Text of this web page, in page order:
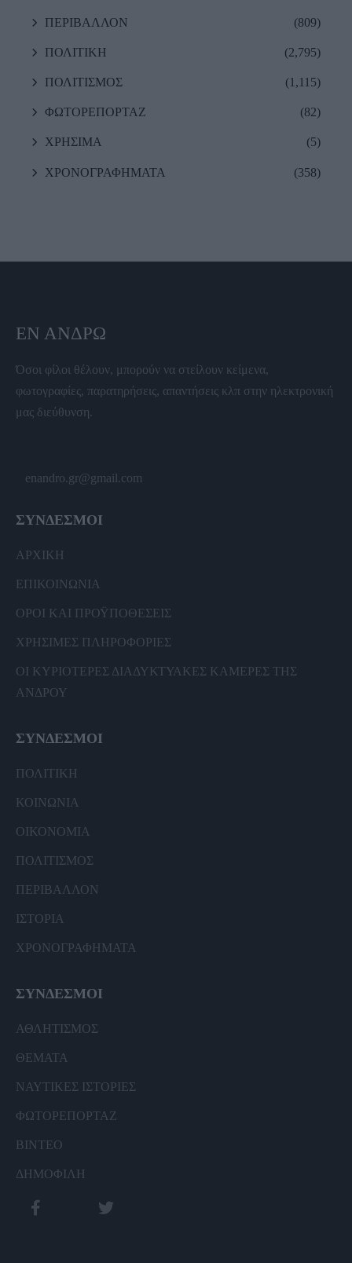
ΠΕΡΙΒΑΛΛΟΝ (809)
ΠΟΛΙΤΙΚΗ (2,795)
ΠΟΛΙΤΙΣΜΟΣ (1,115)
ΦΩΤΟΡΕΠΟΡΤΑΖ (82)
ΧΡΗΣΙΜΑ (5)
ΧΡΟΝΟΓΡΑΦΗΜΑΤΑ (358)
ΕΝ ΆΝΔΡΩ
Όσοι φίλοι θέλουν, μπορούν να στείλουν κείμενα,
φωτογραφίες, παρατηρήσεις, απαντήσεις κλπ στην ηλεκτρονική
μας διεύθυνση.
enandro.gr@gmail.com
ΣΥΝΔΕΣΜΟΙ
ΑΡΧΙΚΗ
ΕΠΙΚΟΙΝΩΝΙΑ
ΟΡΟΙ ΚΑΙ ΠΡΟΫΠΟΘΕΣΕΙΣ
ΧΡΗΣΙΜΕΣ ΠΛΗΡΟΦΟΡΙΕΣ
ΟΙ ΚΥΡΙΟΤΕΡΕΣ ΔΙΑΔΥΚΤΥΑΚΕΣ ΚΑΜΕΡΕΣ ΤΗΣ
ΑΝΔΡΟΥ
ΣΥΝΔΕΣΜΟΙ
ΠΟΛΙΤΙΚΗ
ΚΟΙΝΩΝΙΑ
ΟΙΚΟΝΟΜΙΑ
ΠΟΛΙΤΙΣΜΟΣ
ΠΕΡΙΒΑΛΛΟΝ
ΙΣΤΟΡΙΑ
ΧΡΟΝΟΓΡΑΦΗΜΑΤΑ
ΣΥΝΔΕΣΜΟΙ
ΑΘΛΗΤΙΣΜΟΣ
ΘΕΜΑΤΑ
ΝΑΥΤΙΚΕΣ ΙΣΤΟΡΙΕΣ
ΦΩΤΟΡΕΠΟΡΤΑΖ
ΒΙΝΤΕΟ
ΔΗΜΟΦΙΛΗ